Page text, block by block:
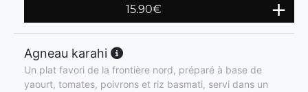
15.90€
Agneau karahi
Un plat favori de la frontière nord, préparé à base de
yaourt, tomates, poivrons et riz basmati, servi dans un